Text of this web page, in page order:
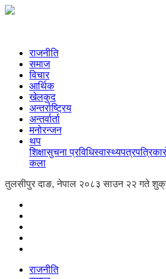
राजनीति
समाज
विचार
आर्थिक
खेलकुद
अन्तर्राष्ट्रिय
अन्तर्वार्ता
मनोरन्जन
थप
शिक्षासुचना प्रविधिस्वास्थ्यपत्रपत्रिका
कला
तुलसीपुर दाङ, नेपाल २०८३ साउन २२ गते
राजनीति